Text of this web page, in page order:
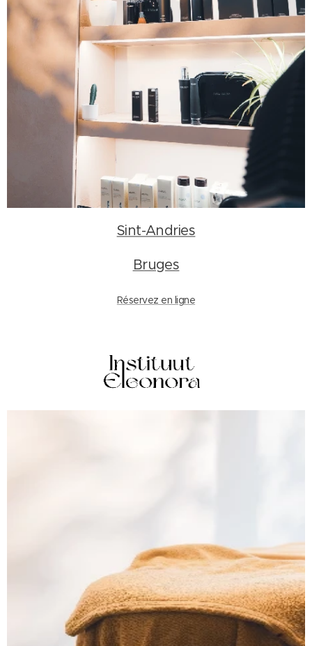
Sint-Andries
Bruges
Réservez en ligne